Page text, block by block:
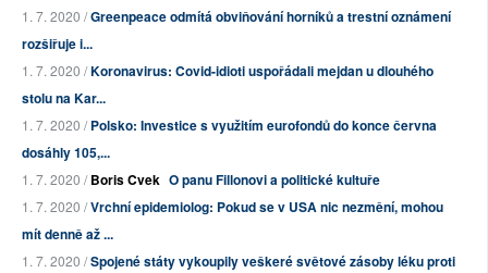
1. 7. 2020 /Greenpeace odmítá obviňování horníků a trestní oznámení
rozšiřuje i...
1. 7. 2020 /Koronavirus: Covid-idioti uspořádali mejdan u dlouhého
stolu na Kar...
1. 7. 2020 /Polsko: Investice s využitím eurofondů do konce června
dosáhly 105,...
1. 7. 2020 /Boris Cvek O panu Fillonovi a politické kultuře
1. 7. 2020 /Vrchní epidemiolog: Pokud se v USA nic nezmění, mohou
mít denně až ...
1. 7. 2020 /Spojené státy vykoupily veškeré světové zásoby léku proti